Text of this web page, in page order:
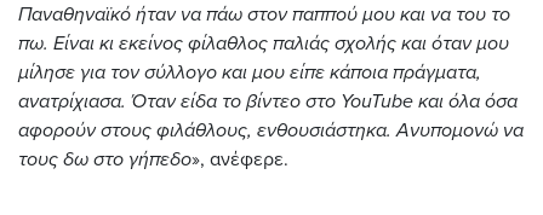
Παναθηναϊκό ήταν να πάω στον παππού μου και να του το
πω. Είναι κι εκείνος φίλαθλος παλιάς σχολής και όταν μου
μίλησε για τον σύλλογο και μου είπε κάποια πράγματα,
ανατρίχιασα. Όταν είδα το βίντεο στο YouTube και όλα όσα
αφορούν στους φιλάθλους, ενθουσιάστηκα. Ανυπομονώ να
τους δω στο γήπεδο», ανέφερε.